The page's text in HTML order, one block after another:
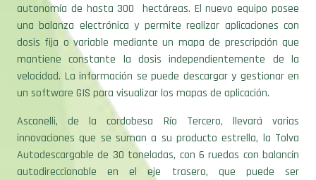
autonomía de hasta 300 hectáreas. El nuevo equipo posee
una balanza electrónica y permite realizar aplicaciones con
dosis fija o variable mediante un mapa de prescripción que
mantiene constante la dosis independientemente de la
velocidad. La información se puede descargar y gestionar en
un software GIS para visualizar los mapas de aplicación.
Ascanelli, de la cordobesa Río Tercero, llevará varias
innovaciones que se suman a su producto estrella, la Tolva
Autodescargable de 30 toneladas, con 6 ruedas con balancín
autodireccionable en el eje trasero, que puede ser